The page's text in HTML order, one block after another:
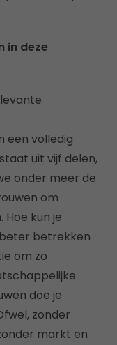
in deze
een volledig
uit vijf delen,
onder meer de
om
kun je
betrekken
om zo
doe je
zonder
markt en